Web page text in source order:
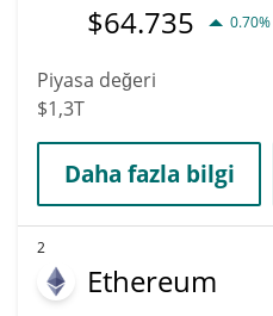
$64.735 0.70%
Piyasa değeri
$1,3T
Daha fazla bilgi
2
Ethereum